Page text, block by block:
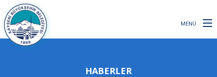
MENÜ
HABERLER